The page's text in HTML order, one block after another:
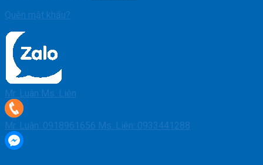
Quên mật khẩu?
Mr. Luân Ms. Liên
Mr. Luân: 0918961656 Ms. Liên: 0933441288